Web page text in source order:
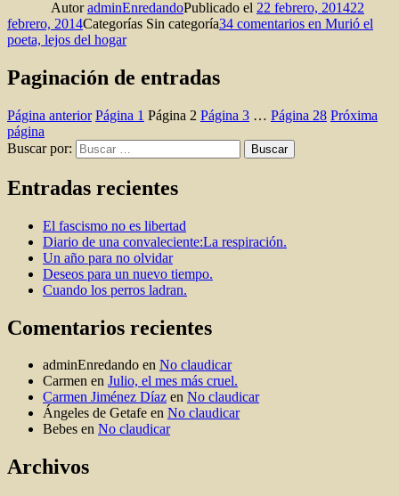
AutoradminEnredandoPublicado el 22 febrero, 201422
febrero, 2014Categorías Sin categoría34 comentarios en Murió el
poeta, lejos del hogar
Paginación de entradas
Página anterior Página 1 Página 2 Página 3 … Página 28 Próxima
página
Buscar por:
Buscar
Entradas recientes
El fascismo no es libertad
Diario de una convaleciente:La respiración.
Un año para no olvidar
Deseos para un nuevo tiempo.
Cuando los perros ladran.
Comentarios recientes
adminEnredando en No claudicar
Carmen en Julio, el mes más cruel.
Carmen Jiménez Díaz en No claudicar
Ángeles de Getafe en No claudicar
Bebes en No claudicar
Archivos